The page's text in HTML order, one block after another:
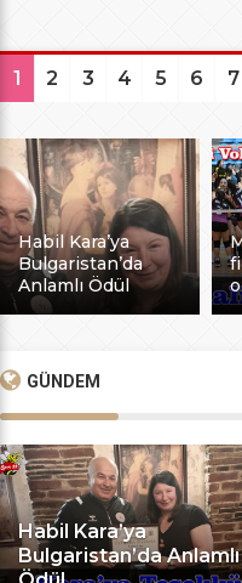
1 2 3 4 5 6 7
Habil Kara’ya
Bulgaristan’da
Anlamlı Ödül
GÜNDEM
Habil Kara’ya
Bulgaristan’da Anlamlı